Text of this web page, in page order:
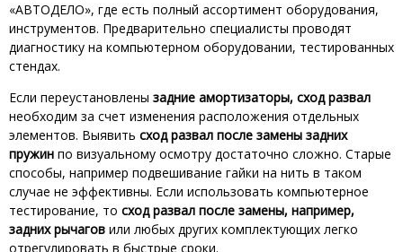
«АВТОДЕЛО», где есть полный ассортимент оборудования,
инструментов. Предварительно специалисты проводят
диагностику на компьютерном оборудовании, тестированных
стендах.
Если переустановлены задние амортизаторы, сход развал
необходим за счет изменения расположения отдельных
элементов. Выявить сход развал после замены задних
пружин по визуальному осмотру достаточно сложно. Старые
способы, например подвешивание гайки на нить в таком
случае не эффективны. Если использовать компьютерное
тестирование, то сход развал после замены, например,
задних рычагов или любых других комплектующих легко
отрегулировать в быстрые сроки.